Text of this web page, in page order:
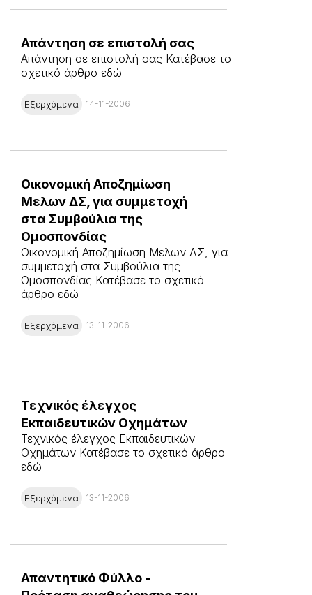
Απάντηση σε επιστολή σας
Απάντηση σε επιστολή σας Κατέβασε το
σχετικό άρθρο εδώ
Εξερχόμενα 14-11-2006
Οικονομική Αποζημίωση
Μελων ΔΣ, για συμμετοχή
στα Συμβούλια της
Ομοσπονδίας
Οικονομική Αποζημίωση Μελων ΔΣ, για
συμμετοχή στα Συμβούλια της
Ομοσπονδίας Κατέβασε το σχετικό
άρθρο εδώ
Εξερχόμενα 13-11-2006
Τεχνικός έλεγχος
Εκπαιδευτικών Οχημάτων
Τεχνικός έλεγχος Εκπαιδευτικών
Οχημάτων Κατέβασε το σχετικό άρθρο
εδώ
Εξερχόμενα 13-11-2006
Απαντητικό Φύλλο -